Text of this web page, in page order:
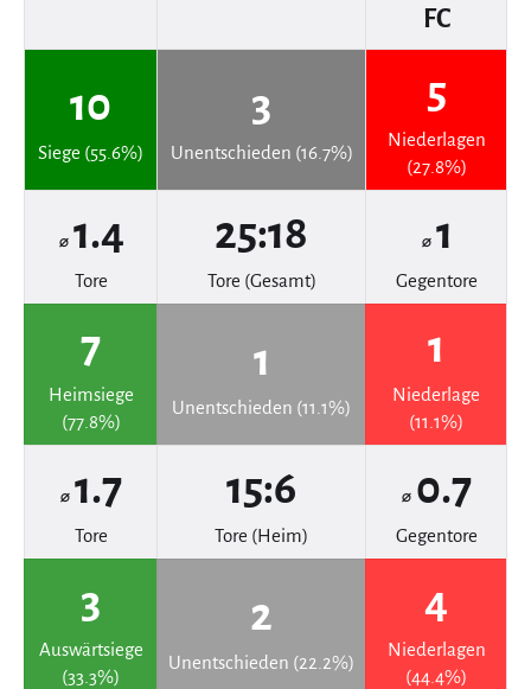
FC
10
Siege (55.6%)
3
Unentschieden (16.7%)
5
Niederlagen
(27.8%)
⌀ 1.4
Tore
25:18
Tore (Gesamt)
⌀ 1
Gegentore
7
Heimsiege
(77.8%)
1
Unentschieden (11.1%)
1
Niederlage
(11.1%)
⌀ 1.7
Tore
15:6
Tore (Heim)
⌀ 0.7
Gegentore
3
Auswärtsiege
(33.3%)
2
Unentschieden (22.2%)
4
Niederlagen
(44.4%)